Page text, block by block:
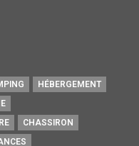
HÉBERGEMENT
CHASSIRON